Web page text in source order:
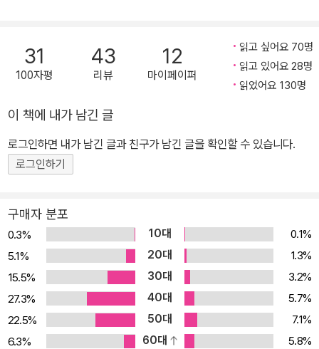
다 죽었어.”라고 말하는 어르신을 볼 때가 있다. 무덤덤한 목소리 때
문인지 속절없이 웃음이 터져 나오지만, 마음 한쪽엔 울컥 올라오는
뭔가도 분명 있다. 그 말속에 함축된 아픔이 느껴지기 때문이다. 부디
이 책에 등장한 센류(짧은 시)와 어르신들을, 한국의 독자들이 보다
31
100자평
43
리뷰
12
마이페이퍼
읽고 싶어요 70명
읽고 있어요 28명
읽었어요 130명
이 책에 내가 남긴 글
로그인하면 내가 남긴 글과 친구가 남긴 글을 확인할 수 있습니다.
로그인하기
구매자 분포
0.3% 10대
0.1%
5.1%
20대
1.3%
15.5%
30대
3.2%
27.3%
40대
5.7%
22.5%
50대
7.1%
6.3%
60대 5.8%